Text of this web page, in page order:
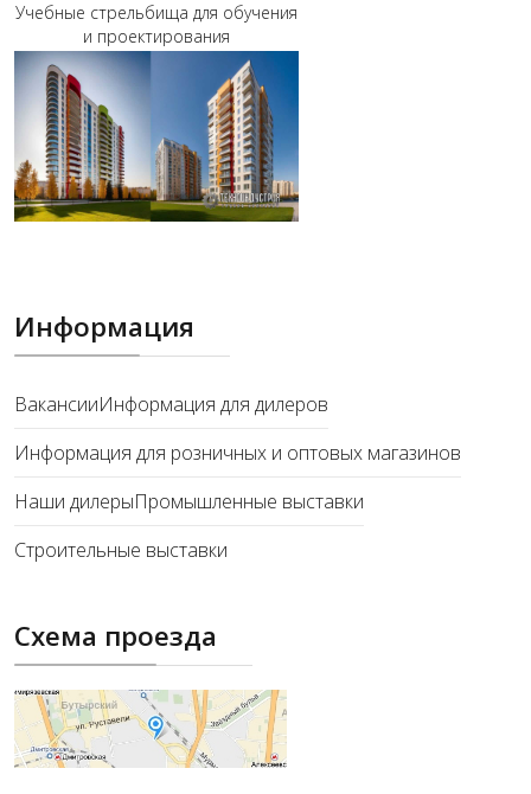
Учебные стрельбища для обучения
и проектирования
Информация
ВакансииИнформация для дилеров
Информация для розничных и оптовых магазинов
Наши дилерыПромышленные выставки
Строительные выставки
Схема проезда